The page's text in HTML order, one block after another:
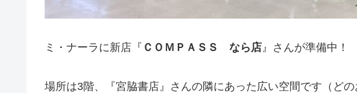
ミ・ナーラに新店『 ＣＯＭＰＡＳＳ なら店』さんが準備中！
場所は3階、『宮脇書店』さんの隣にあった広い空間です（ど